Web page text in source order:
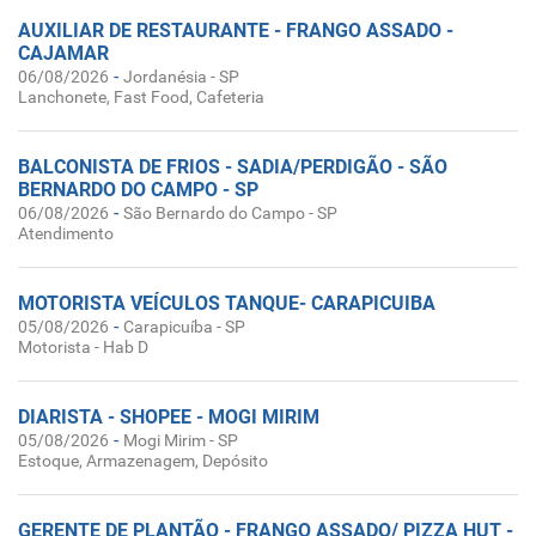
AUXILIAR DE RESTAURANTE - FRANGO ASSADO -
CAJAMAR
06/08/2026 -Jordanésia - SP
Lanchonete, Fast Food, Cafeteria
BALCONISTA DE FRIOS - SADIA/PERDIGÃO - SÃO
BERNARDO DO CAMPO - SP
06/08/2026 -São Bernardo do Campo - SP
Atendimento
MOTORISTA VEÍCULOS TANQUE- CARAPICUIBA
05/08/2026 - Carapicuíba - SP
Motorista - Hab D
DIARISTA - SHOPEE - MOGI MIRIM
05/08/2026 - Mogi Mirim - SP
Estoque, Armazenagem, Depósito
GERENTE DE PLANTÃO - FRANGO ASSADO/ PIZZA HUT -